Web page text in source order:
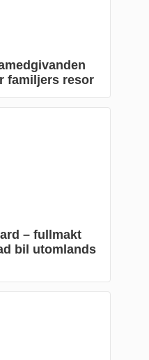
familjers resor
– fullmakt
bil utomlands